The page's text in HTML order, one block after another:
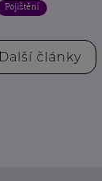
Pojištění
Další články